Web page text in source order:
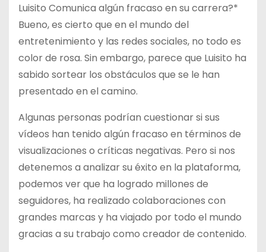
Luisito Comunica algún fracaso en su carrera?*
Bueno, es cierto que en el mundo del
entretenimiento y las redes sociales, no todo es
color de rosa. Sin embargo, parece que Luisito ha
sabido sortear los obstáculos que se le han
presentado en el camino.
Algunas personas podrían cuestionar si sus
vídeos han tenido algún fracaso en términos de
visualizaciones o críticas negativas. Pero si nos
detenemos a analizar su éxito en la plataforma,
podemos ver que ha logrado millones de
seguidores, ha realizado colaboraciones con
grandes marcas y ha viajado por todo el mundo
gracias a su trabajo como creador de contenido.